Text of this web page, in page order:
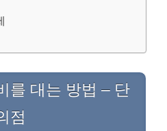
를 대는 방법 – 단
점